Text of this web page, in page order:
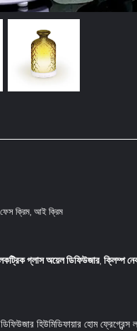
ফেস ক্রিম, আই ক্রিম
গ্লাস অয়েল ডিফিউজার, ক্লিম্প
হিউমিডিফায়ার হোম ফ্রেগ্রেন্স